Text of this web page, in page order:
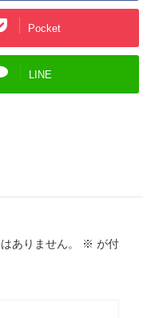
Pocket
LINE
ありません。 ※ が付